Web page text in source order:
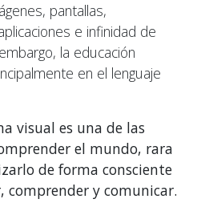
pantallas,
e infinidad de
la educación
en el lenguaje
visual es una de las
el mundo, rara
de forma consciente
comprender y comunicar.